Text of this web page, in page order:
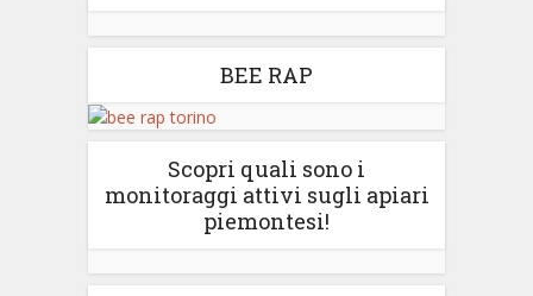
BEE RAP
Scopri quali sono i
monitoraggi attivi sugli apiari
piemontesi!